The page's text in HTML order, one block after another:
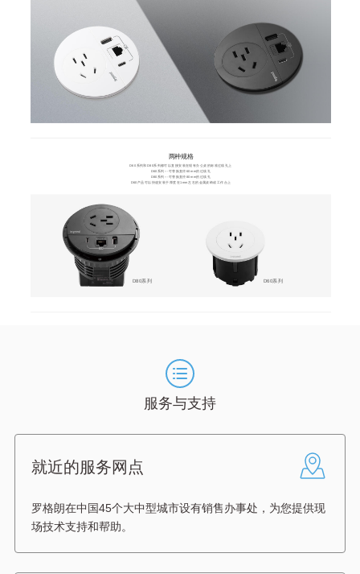
两种规格
D60系列和D80系列都可以直接安装在现有办公桌的标准过线孔上
D60系列---可替换直径60mm的过线孔
D80系列---可替换直径80mm的过线孔
D60产品可以快速安装于厚度在1mm左右的金属桌椅或工作台上
D80系列 D60系列
服务与支持
就近的服务网点
罗格朗在中国45个大中型城市设有销售办事处，为您提供现
场技术支持和帮助。